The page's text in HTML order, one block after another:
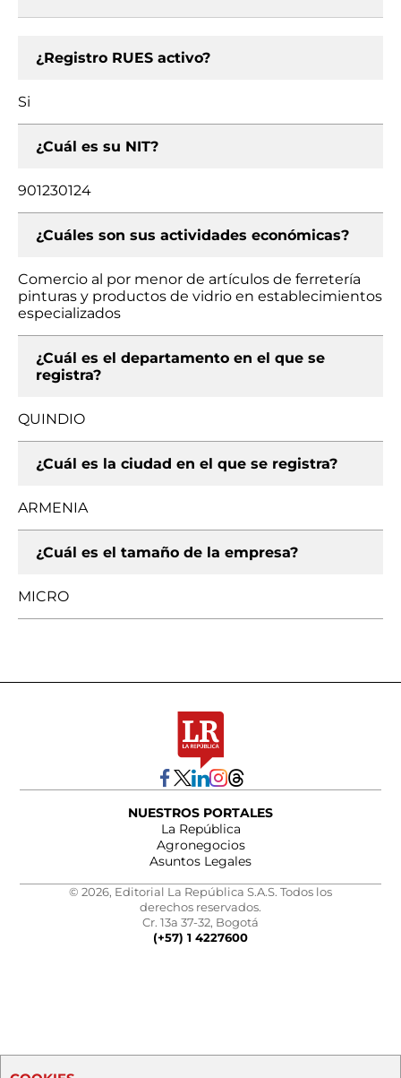
¿Registro RUES activo?
Si
¿Cuál es su NIT?
901230124
¿Cuáles son sus actividades económicas?
Comercio al por menor de artículos de ferretería
pinturas y productos de vidrio en establecimientos
especializados
¿Cuál es el departamento en el que se
registra?
QUINDIO
¿Cuál es la ciudad en el que se registra?
ARMENIA
¿Cuál es el tamaño de la empresa?
MICRO
NUESTROS PORTALES
La República
Agronegocios
Asuntos Legales
© 2026, Editorial La República S.A.S. Todos los
derechos reservados.
Cr. 13a 37-32, Bogotá
(+57) 1 4227600